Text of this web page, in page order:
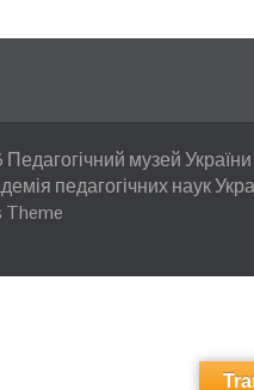
Педагогічний музей України
педагогічних наук
Theme